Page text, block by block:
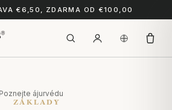
€6,50, ZDARMA OD €100,00
Poznejte ájurvédu
ZÁKLADY